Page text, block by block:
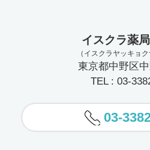
イスクラ薬
（イスクラヤッキョク
東京都中野区
TEL : 03-
03-